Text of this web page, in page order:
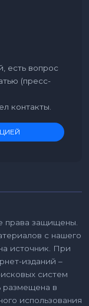
есть вопрос
(пресс-
контакты.
права защищены.
с нашего
источник. При
изданий –
систем
размещена в
использования